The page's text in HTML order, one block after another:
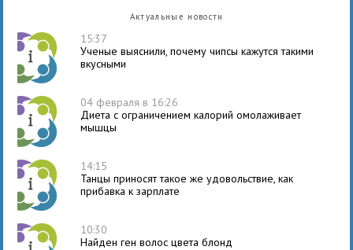
Актуальные новости
15:37
Ученые выяснили, почему чипсы кажутся такими
вкусными
04 февраля в 16:26
Диета с ограничением калорий омолаживает
мышцы
14:15
Танцы приносят такое же удовольствие, как
прибавка к зарплате
10:30
Найден ген волос цвета блонд